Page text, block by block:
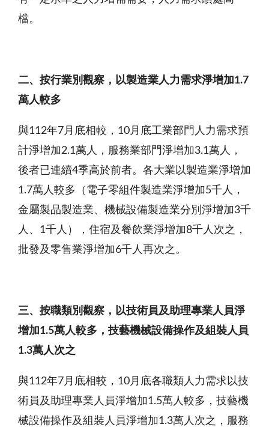
檔。
二、按行業別觀察，以製造業人力需求淨增加1.7
萬人較多
與112年7月底相較，10月底工業部門人力需求預
計淨增加2.1萬人，服務業部門淨增加3.1萬人，
後者已連續4季高於前者。各大業以製造業淨增加
1.7萬人較多（電子零組件製造業淨增加5千人，
金屬製品製造業、機械設備製造業分別淨增加3千
人、1千人），住宿及餐飲業淨增加8千人次之，
批發及零售業淨增加6千人再次之。
三、按職類別觀察，以技術員及助理專業人員淨
增加1.5萬人較多，技藝機械設備操作及組裝人員
1.3萬人次之
與112年7月底相較，10月底各職類人力需求以技
術員及助理專業人員淨增加1.5萬人較多，技藝機
械設備操作及組裝人員淨增加1.3萬人次之，服務